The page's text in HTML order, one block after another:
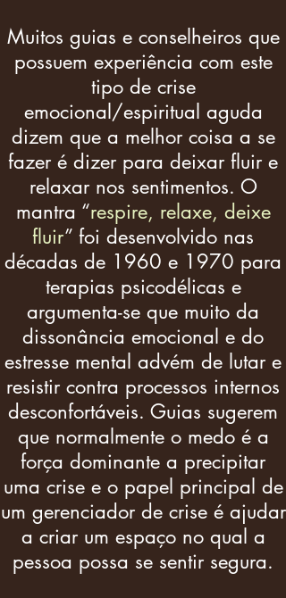
Muitos guias e conselheiros que
possuem experiência com este
tipo de crise
emocional/espiritual aguda
dizem que a melhor coisa a se
fazer é dizer para deixar fluir e
relaxar nos sentimentos. O
mantra “respire, relaxe, deixe
fluir” foi desenvolvido nas
décadas de 1960 e 1970 para
terapias psicodélicas e
argumenta-se que muito da
dissonância emocional e do
estresse mental advém de lutar e
resistir contra processos internos
desconfortáveis. Guias sugerem
que normalmente o medo é a
força dominante a precipitar
uma crise e o papel principal de
um gerenciador de crise é ajudar
a criar um espaço no qual a
pessoa possa se sentir segura.